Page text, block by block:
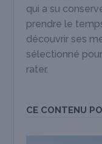
qui a su
prendre le
découvrir ses
sélectionné
rater.
CE CONTENU